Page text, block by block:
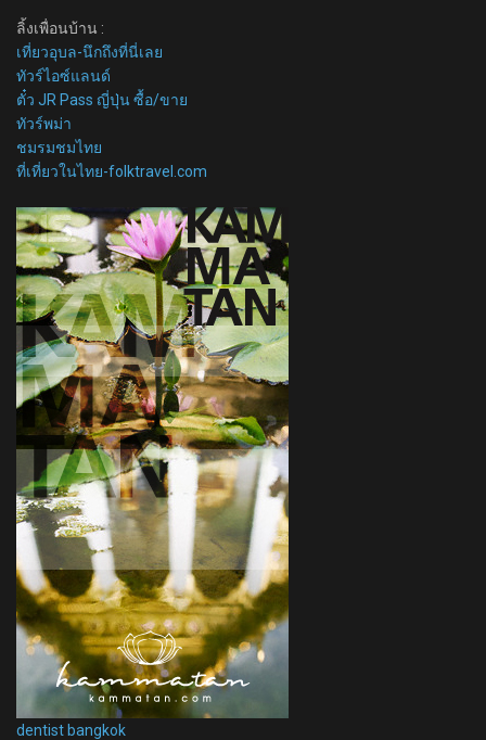
ลิ้งเพื่อนบ้าน :
เที่ยวอุบล-นึกถึงที่นี่เลย
ทัวร์ไอซ์แลนด์
ตั๋ว JR Pass ญี่ปุ่น ซื้อ/ขาย
ทัวร์พม่า
ชมรมชมไทย
ที่เที่ยวในไทย-folktravel.com
dentist bangkok